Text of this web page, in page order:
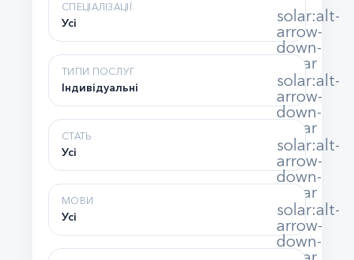
СПЕЦІАЛІЗАЦІЇ
Усі
solar:alt-
arrow-
down-
linear
ТИПИ ПОСЛУГ
Індивідуальні
solar:alt-
arrow-
down-
linear
СТАТЬ
Усі
solar:alt-
arrow-
down-
linear
МОВИ
Усі
solar:alt-
arrow-
down-